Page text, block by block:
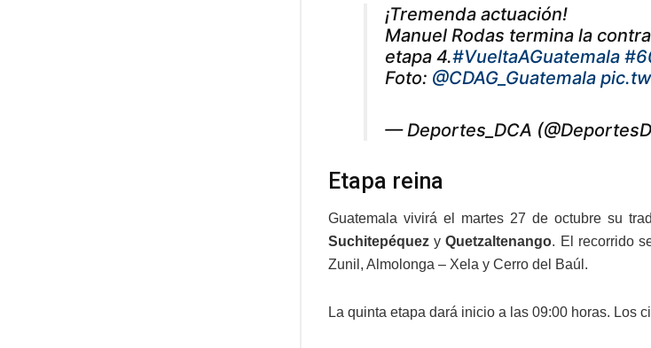
¡Tremenda actuación!
Manuel Rodas termina la
etapa 4.#VueltaAGuatemala
Foto: @CDAG_Guatemala
— Deportes_DCA
Etapa reina
Guatemala vivirá el martes 27 de octubre su
Suchitepéquez yQuetzaltenango. El recorrido
Zunil, Almolonga – Xela y Cerro del Baúl.
La quinta etapa dará inicio a las 09:00 horas. Los